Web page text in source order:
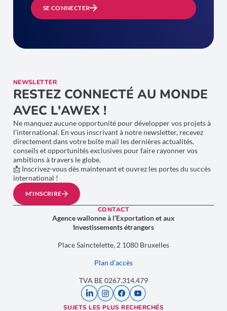
SE CONNECTER
NEWSLETTER
RESTEZ CONNECTÉ AU MONDE
AVEC L'AWEX !
Ne manquez aucune opportunité pour développer vos projets à
l’international. En vous inscrivant à notre newsletter, recevez
directement dans votre boîte mail les dernières actualités,
conseils et opportunités exclusives pour faire rayonner vos
ambitions à travers le globe.
📩 Inscrivez-vous dès maintenant et ouvrez les portes du succès
international !
M'INSCRIRE
CONTACT
Agence wallonne à l’Exportation et aux
Investissements étrangers
Place Sainctelette, 2 1080 Bruxelles
Plan d’accès
TVA BE 0267.314.479
SUJETS LES PLUS RECHERCHÉS